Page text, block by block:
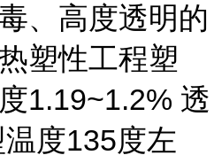
、高度透明的
塑性工程塑
1.19~1.2% 透
度135度左